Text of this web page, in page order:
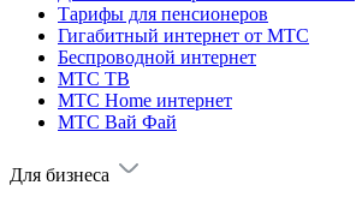
Тарифы для пенсионеров
Гигабитный интернет от МТС
Беспроводной интернет
МТС ТВ
МТС Home интернет
МТС Вай Фай
Для бизнеса